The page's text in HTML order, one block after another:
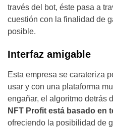
través del bot, éste pasa a
cuestión con la finalidad de
posible.
Interfaz amigable
Esta empresa se carateriza
usar y con una plataforma
engañar, el algoritmo detrás
NFT Profit está basado en
ofreciendo la posibilidad de